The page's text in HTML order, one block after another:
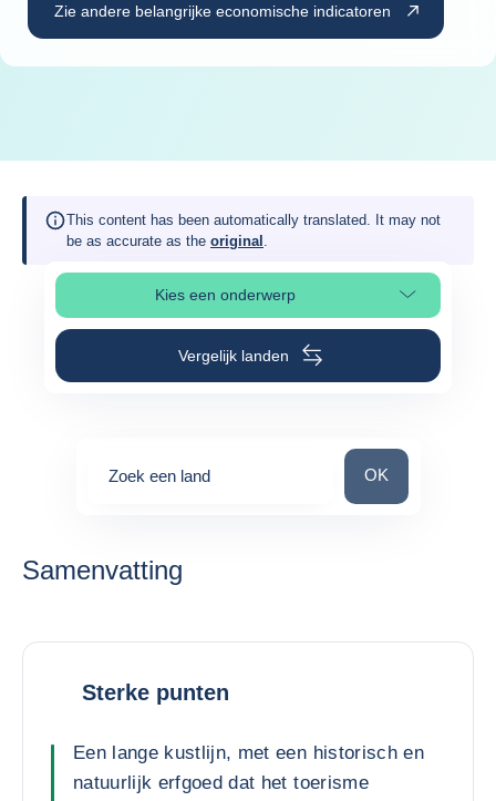
Zie andere belangrijke economische indicatoren
This content has been automatically translated. It may not
be as accurate as the original .
Kies een onderwerp
Selecteer paginasectie
Vergelijk landen
Zoek een land Zoek een land
OK
Samenvatting
Sterke punten
Een lange kustlijn, met een historisch en
natuurlijk erfgoed dat het toerisme